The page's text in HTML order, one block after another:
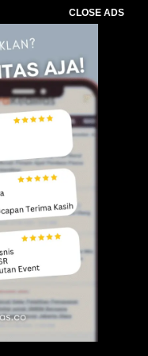
CLOSE ADS